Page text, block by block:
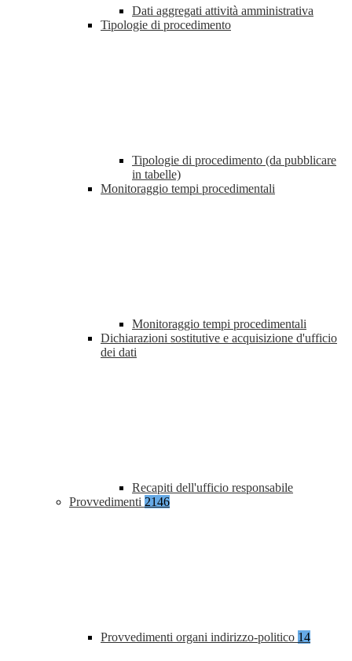
Dati aggregati attività amministrativa
Tipologie di procedimento
Tipologie di procedimento (da pubblicare
in tabelle)
Monitoraggio tempi procedimentali
Monitoraggio tempi procedimentali
Dichiarazioni sostitutive e acquisizione d'ufficio
dei dati
Recapiti dell'ufficio responsabile
Provvedimenti 2146
Provvedimenti organi indirizzo-politico 14